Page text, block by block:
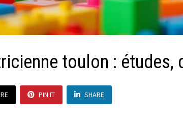
toulon :
PIN IT SHARE